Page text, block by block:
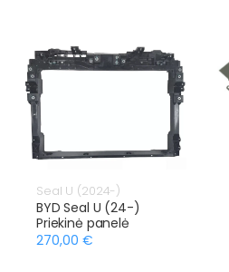
Seal U (2024-)
BYD Seal U (24-)
Priekinė panelė
270,00 €